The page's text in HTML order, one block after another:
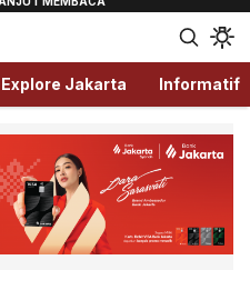
Disini!
Explore Jakarta Informatif